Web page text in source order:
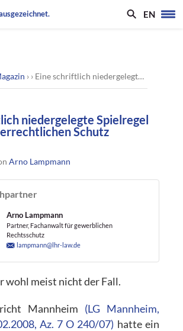
EN
› › Eine schriftlich niedergelegte Spielregel kann urheberrechtlichen Schutz genießen…
niedergelegte Spielregel
Schutz
Arno Lampmann
Arno Lampmann
Partner, Fachanwalt für gewerblichen
Rechtsschutz
lampmann@lhr-law.de
wohl meist nicht der Fall.
Mannheim (LG Mannheim,
Az. 7 O 240/07) hatte ein